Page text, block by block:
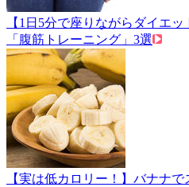
【1日5分で座りながらダイエ
「腹筋トレーニング」3選
【実は低カロリー！】バナナ